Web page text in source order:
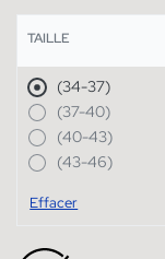
TAILLE
(34-37)
(37-40)
(40-43)
(43-46)
Effacer